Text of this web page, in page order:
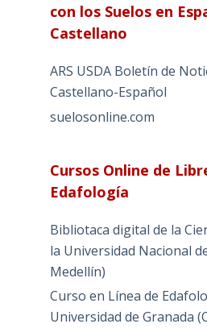
con los Suelos en
Castellano
ARS USDA Boletín de
Castellano-Español
suelosonline.com
Cursos Online de
Edafología
Bibliotaca digital de la
la Universidad Nacional
Medellín)
Curso en Línea de
Universidad de Granada